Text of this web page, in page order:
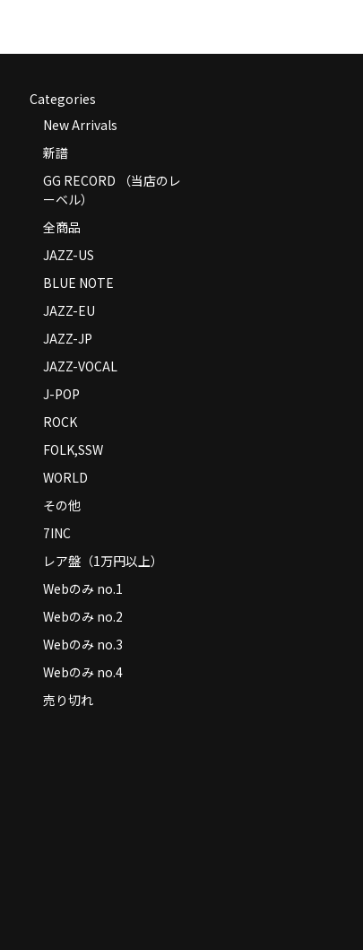
Categories
New Arrivals
新譜
GG RECORD （当店のレ
ーベル）
全商品
JAZZ-US
BLUE NOTE
JAZZ-EU
JAZZ-JP
JAZZ-VOCAL
J-POP
ROCK
FOLK,SSW
WORLD
その他
7INC
レア盤（1万円以上）
Webのみ no.1
Webのみ no.2
Webのみ no.3
Webのみ no.4
売り切れ